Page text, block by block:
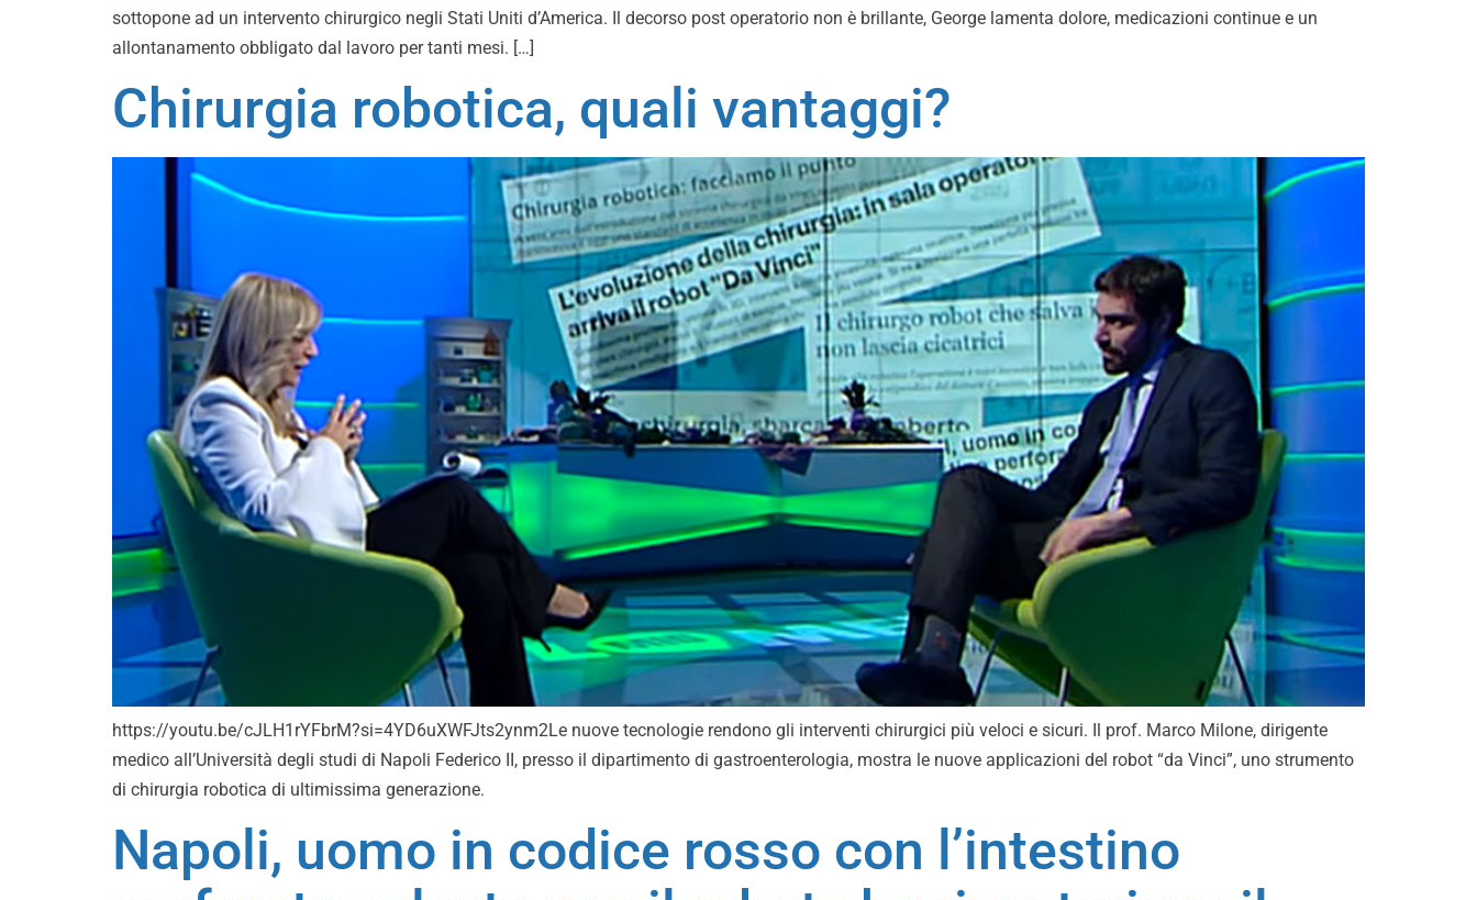
sottopone ad un intervento chirurgico negli Stati Uniti d’America. Il decorso post operatorio non è brillante, George lamenta dolore, medicazioni continue e un
allontanamento obbligato dal lavoro per tanti mesi. […]
Chirurgia robotica, quali vantaggi?
https://youtu.be/cJLH1rYFbrM?si=4YD6uXWFJts2ynm2Le nuove tecnologie rendono gli interventi chirurgici più veloci e sicuri. Il prof. Marco Milone, dirigente
medico all’Università degli studi di Napoli Federico II, presso il dipartimento di gastroenterologia, mostra le nuove applicazioni del robot “da Vinci”, uno strumento
di chirurgia robotica di ultimissima generazione.
Napoli, uomo in codice rosso con l’intestino